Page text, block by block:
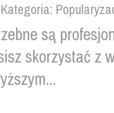
Kategoria:
są
skorzystać z